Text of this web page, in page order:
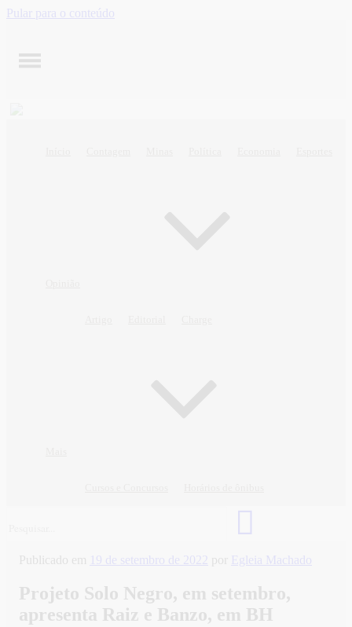
Pular para o conteúdo
Publicado em 19 de setembro de 2022 por Egleia Machado
Projeto Solo Negro, em setembro,
apresenta Raiz e Banzo, em BH